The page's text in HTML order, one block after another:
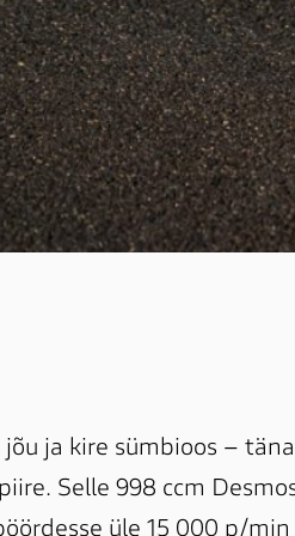
ja kire sümbioos –
Selle 998 ccm
üle 15 000 p/